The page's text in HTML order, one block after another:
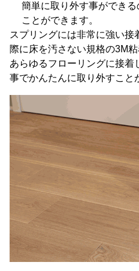
簡単に取り外す事ができ
ことができます。
スプリングには非常に強い
際に床を汚さない規格の3M
あらゆるフローリングに接着
事でかんたんに取り外すこと